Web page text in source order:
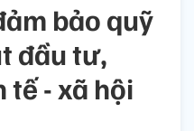
bảo quỹ
đầu tư,
- xã hội